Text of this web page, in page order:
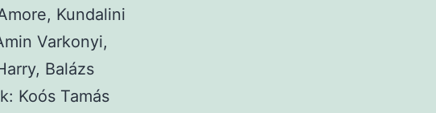
Kundalini
Varkonyi,
Balázs
Koós Tamás